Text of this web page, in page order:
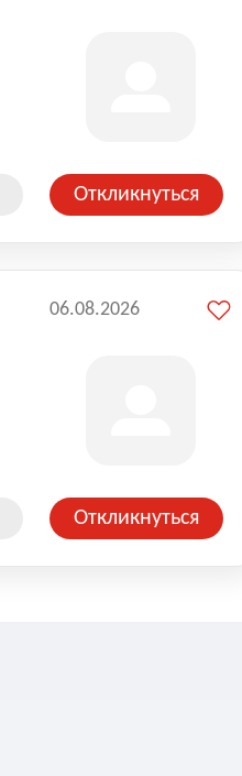
Откликнуться
06.08.2026
Откликнуться